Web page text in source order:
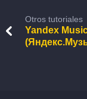
Otros tutoriales
Yandex